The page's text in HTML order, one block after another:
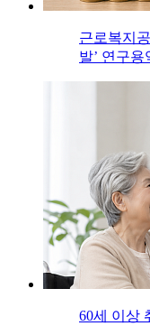
근로복지
발’ 연구용
60세 이상